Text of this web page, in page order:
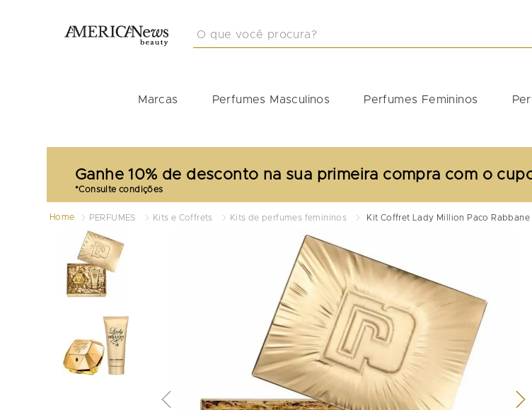
5 º
carolina herrera
Marcas Perfumes Masculinos Perfumes Femininos
Ganhe 10% de desconto na sua primeira compra com o
Home PERFUMES Kits e Coffrets Kits de perfumes femininos Kit Coffret Lady Million Paco